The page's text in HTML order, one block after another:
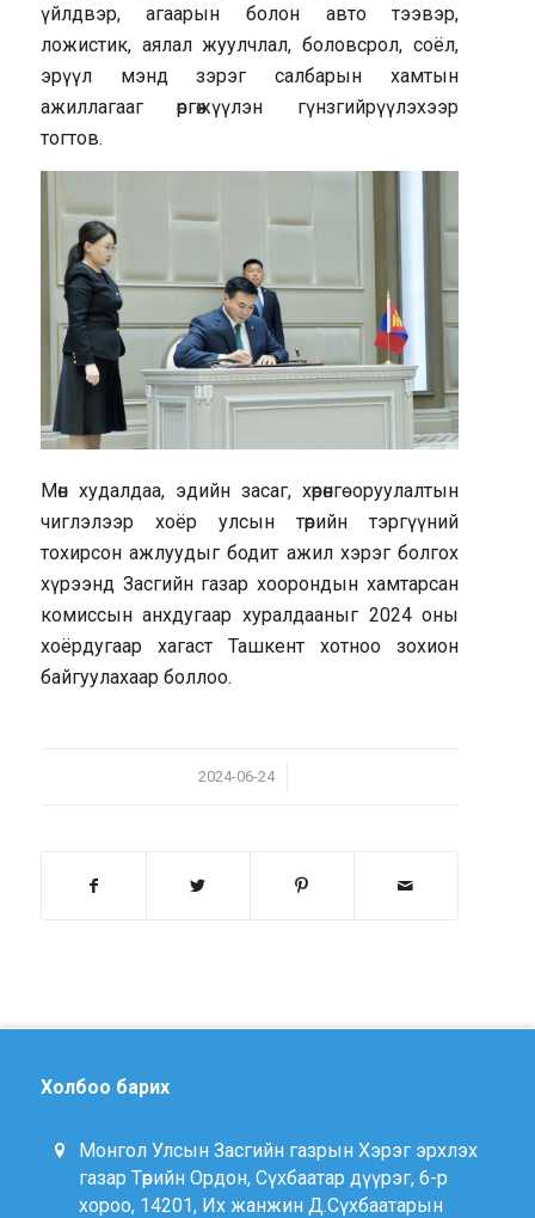
үйлдвэр, агаарын болон авто тээвэр,
ложистик, аялал жуулчлал, боловсрол, соёл,
эрүүл мэнд зэрэг салбарын хамтын
ажиллагааг өргөжүүлэн гүнзгийрүүлэхээр
тогтов.
Мөн худалдаа, эдийн засаг, хөрөнгө оруулалтын
чиглэлээр хоёр улсын төрийн тэргүүний
тохирсон ажлуудыг бодит ажил хэрэг болгох
хүрээнд Засгийн газар хоорондын хамтарсан
комиссын анхдугаар хуралдааныг 2024 оны
хоёрдугаар хагаст Ташкент хотноо зохион
байгуулахаар боллоо.
2024-06-24
/
Холбоо барих
Монгол Улсын Засгийн газрын Хэрэг эрхлэх
газар Төрийн Ордон, Сүхбаатар дүүрэг, 6-р
хороо, 14201, Их жанжин Д.Сүхбаатарын